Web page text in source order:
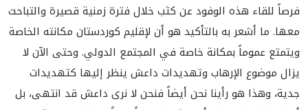
فرصاً للقاء هذه الوفود عن كثب خلال فترة زمنية قصيرة والتباحث
معها. ما أشعر به بالتأكيد هو أن لإقليم كوردستان مكانته الخاصة
ويتمتع عموماً بمكانة خاصة في المجتمع الدولي. وحتى الآن لا
يزال موضوع الإرهاب وتهديدات داعش ينظر إليها كتهديدات
جدية، وهذا هو رأينا نحن أيضاً فنحن لا نرى داعش قد انتهى، بل